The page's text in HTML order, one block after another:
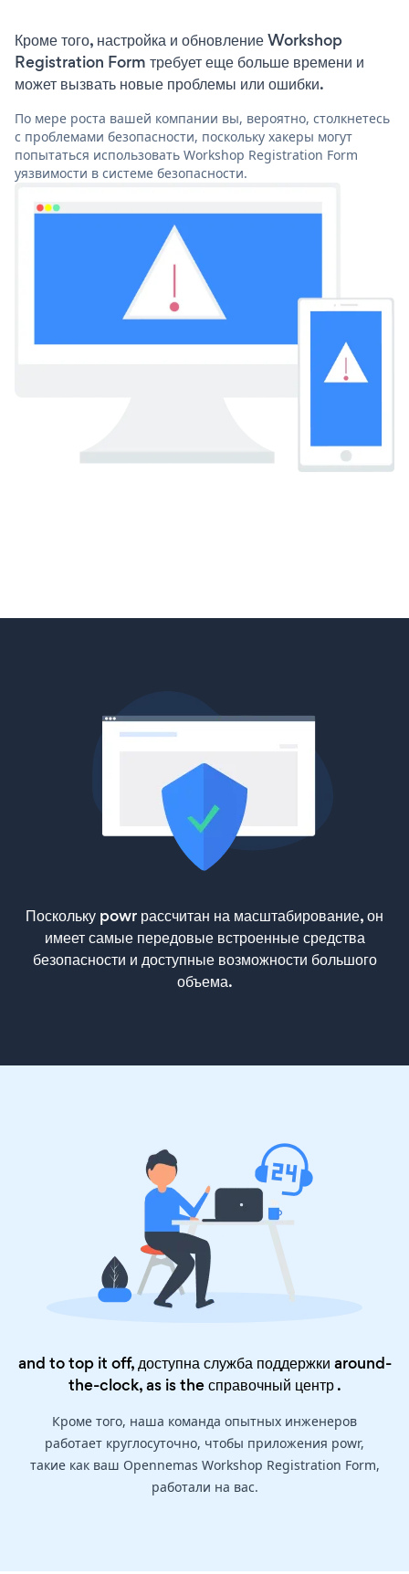
Кроме того, настройка и обновление Workshop
Registration Form требует еще больше времени и
может вызвать новые проблемы или ошибки.
По мере роста вашей компании вы, вероятно, столкнетесь
с проблемами безопасности, поскольку хакеры могут
попытаться использовать Workshop Registration Form
уязвимости в системе безопасности.
Поскольку powr рассчитан на масштабирование, он
имеет самые передовые встроенные средства
безопасности и доступные возможности большого
объема.
and to top it off, доступна служба поддержки around-
the-clock, as is theсправочный центр.
Кроме того, наша команда опытных инженеров
работает круглосуточно, чтобы приложения powr,
такие как ваш Opennemas Workshop Registration Form,
работали на вас.